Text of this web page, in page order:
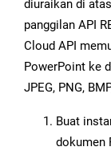
diuraikan di
panggilan API
Cloud API
PowerPoint ke
JPEG, PNG,
Buat
dokumen